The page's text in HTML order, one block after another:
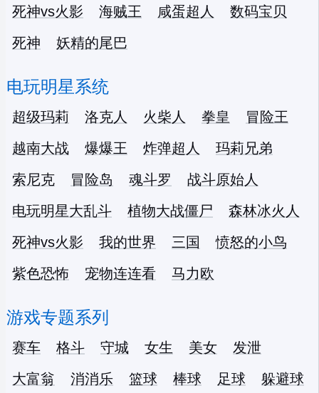
死神vs火影
海贼王 咸蛋超人
数码宝贝
死神
妖精的尾巴
电玩明星系统
超级玛莉 洛克人 火柴人 拳皇
冒险王
越南大战
爆爆王 炸弹超人
玛莉兄弟
索尼克
冒险岛 魂斗罗
战斗原始人
电玩明星大乱斗
植物大战僵尸
森林冰火人
死神vs火影
我的世界 三国
愤怒的小鸟
紫色恐怖
宠物连连看 马力欧
游戏专题系列
赛车 格斗 守城 女生 美女
发泄
大富翁
消消乐 篮球 棒球 足球
躲避球